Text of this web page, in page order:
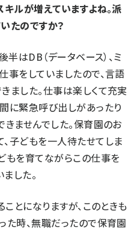
ルが増えていますよね。派
たのですか？
半はDB（データベース）、ミ
事をしていましたので、言語
ました。仕事は楽しくて充実
に緊急呼び出しがあったり
きませんでした。保育園のお
子どもを一人待たせてしま
もを育てながらこの仕事を
した。
とになりますが、このときも
た時、無職だったので保育園